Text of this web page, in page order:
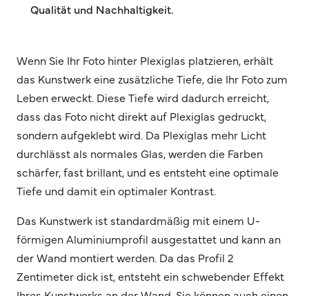
Qualität und Nachhaltigkeit.
Wenn Sie Ihr Foto hinter Plexiglas platzieren, erhält
das Kunstwerk eine zusätzliche Tiefe, die Ihr Foto zum
Leben erweckt. Diese Tiefe wird dadurch erreicht,
dass das Foto nicht direkt auf Plexiglas gedruckt,
sondern aufgeklebt wird. Da Plexiglas mehr Licht
durchlässt als normales Glas, werden die Farben
schärfer, fast brillant, und es entsteht eine optimale
Tiefe und damit ein optimaler Kontrast.
Das Kunstwerk ist standardmäßig mit einem U-
förmigen Aluminiumprofil ausgestattet und kann an
der Wand montiert werden. Da das Profil 2
Zentimeter dick ist, entsteht ein schwebender Effekt